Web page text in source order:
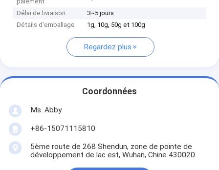
Délai de livraison
3~5 jours
Détails d'emballage
1g, 10g, 50g et 100g
Regardez plus
Coordonnées
Ms. Abby
+86-15071115810
5ème route de 268 Shendun, zone de pointe de
développement de lac est, Wuhan, Chine 430020